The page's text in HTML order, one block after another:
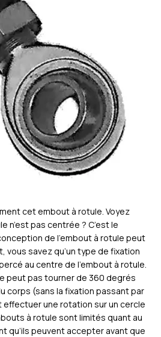
cet embout à rotule. Voyez
n’est pas centrée ? C’est le
de l’embout à rotule peut
vous savez qu’un type de fixation
au centre de l’embout à rotule.
peut pas tourner de 360 degrés
corps (sans la fixation passant par
une rotation sur un cercle
à rotule sont limités quant au
qu’ils peuvent accepter avant que